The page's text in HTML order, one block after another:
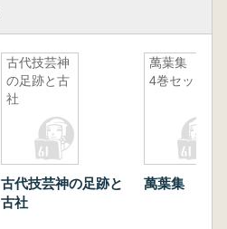
古代技芸神
の足跡と古
社
古代技芸神の足跡と
古社
萬葉集 全
4巻セット
萬葉集 全4